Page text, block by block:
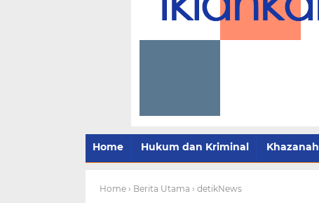
Home Hukum dan Kriminal Khazanah
Home › Berita Utama › detikNews